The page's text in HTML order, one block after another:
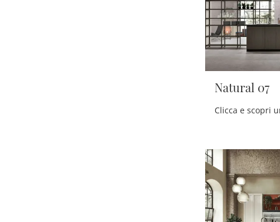
Natural 07